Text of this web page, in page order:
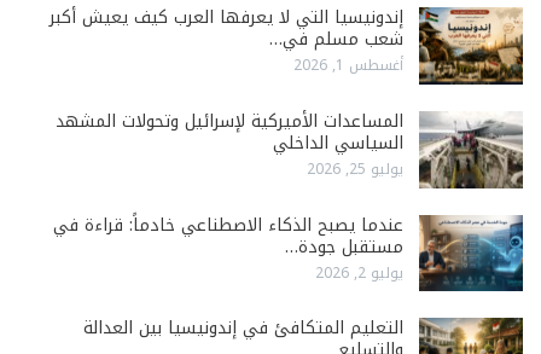
إندونيسيا التي لا يعرفها العرب كيف يعيش أكبر
شعب مسلم في…
أغسطس 1, 2026
المساعدات الأميركية لإسرائيل وتحولات المشهد
السياسي الداخلي
يوليو 25, 2026
عندما يصبح الذكاء الاصطناعي خادماً: قراءة في
مستقبل جودة…
يوليو 2, 2026
التعليم المتكافئ في إندونيسيا بين العدالة